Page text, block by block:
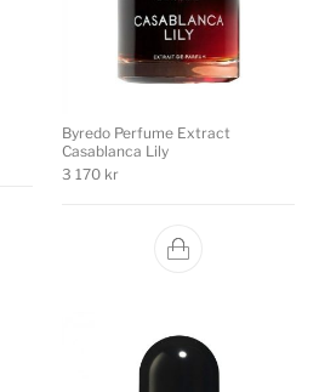
Byredo Perfume Extract
Casablanca Lily
3 170 kr